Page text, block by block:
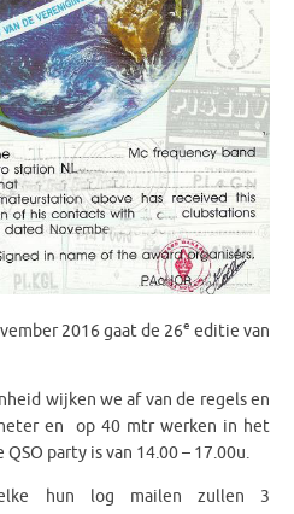
2016 gaat de 26e editie van
wijken we af van de regels en
en op 40 mtr werken in het
party is van 14.00 – 17.00u.
hun log mailen zullen 3